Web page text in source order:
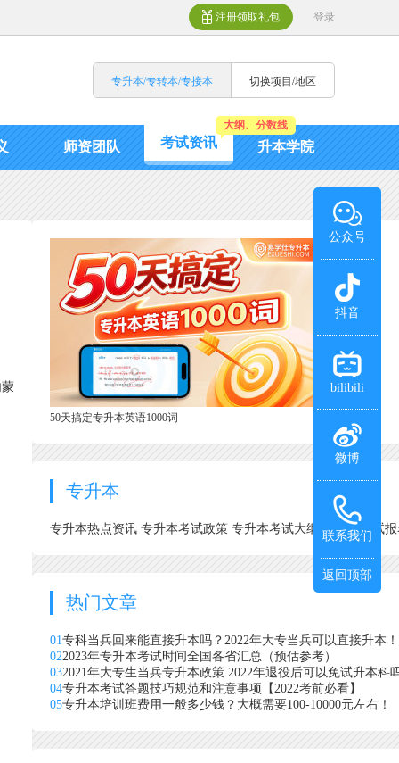
注册领取礼包 登录
专升本/专转本/专接本 切换项目/地区
师资团队 考试资讯
大纲、分数线
升本学院
50天搞定专升本英语1000词
专升本
专升本热点资讯 专升本考试政策 专升本考试大纲 专升本考试
热门文章
01专科当兵回来能直接升本吗？2022年大专当兵可以直接升本！
022023年专升本考试时间全国各省汇总（预估参考）
032021年大专生当兵专升本政策 2022年退役后可以免试升本科
04专升本考试答题技巧规范和注意事项【2022考前必看】
05专升本培训班费用一般多少钱？大概需要100-10000元左右！
公众号
抖音
bilibili
微博
联系我们
返回顶部